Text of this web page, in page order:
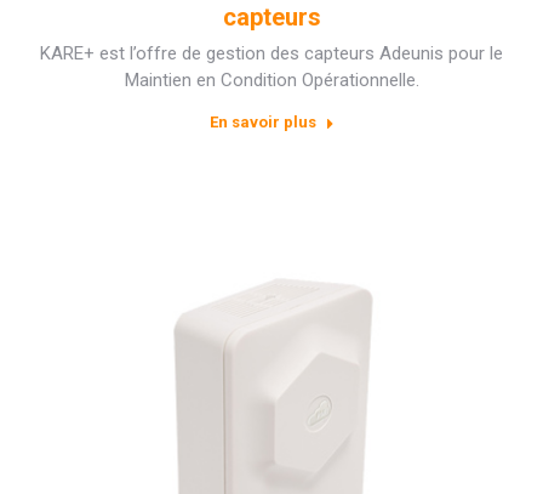
capteurs
KARE+ est l’offre de gestion des capteurs Adeunis pour le
Maintien en Condition Opérationnelle.
En savoir plus